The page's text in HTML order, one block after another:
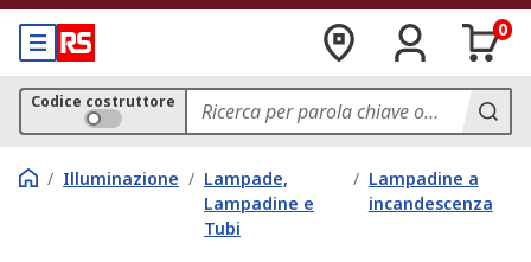
0
Codice costruttore
/ Illuminazione / Lampade,
Lampadine e
Tubi
/ Lampadine a
incandescenza